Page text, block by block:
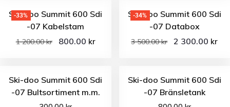
-33%
Ski-doo Summit 600 Sdi
-07 Kabelstam
1 200.00kr 800.00 kr
-34%
Ski-doo Summit 600 Sdi
-07 Databox
3 500.00kr 2 300.00 kr
Ski-doo Summit 600 Sdi
-07 Bultsortiment m.m.
Ski-doo Summit 600 Sdi
-07 Bränsletank